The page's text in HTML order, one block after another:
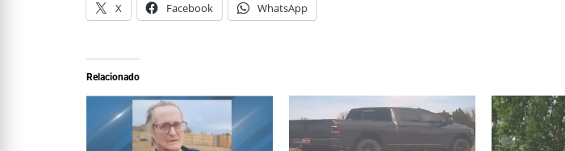
X Facebook WhatsApp
Relacionado